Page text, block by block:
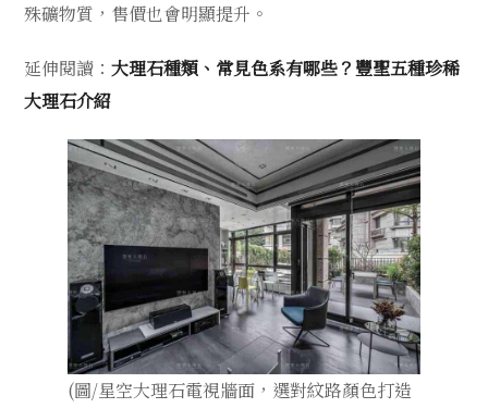
殊礦物質，售價也會明顯提升。
延伸閱讀：大理石種類、常見色系有哪些？豐聖五種珍稀
大理石介紹
(圖/星空大理石電視牆面，選對紋路顏色打造